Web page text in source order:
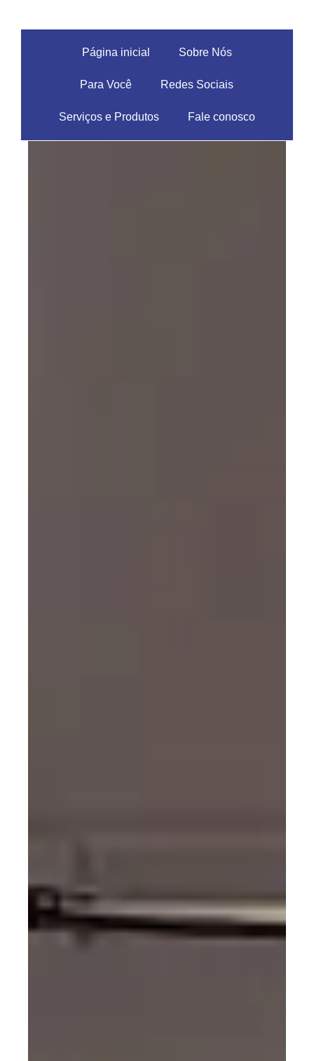
Página inicial Sobre Nós
Para Você Redes Sociais
Serviços e Produtos Fale conosco